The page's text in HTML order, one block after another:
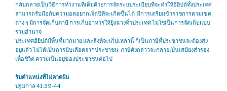
กลับกลายเป็นวิธีการทำงานที่เต็มด้วยการจัดระบบระเบียบที่จะทำให้อียิปต์ทั้งประเทศ
สามารถรับมือกับความอดอยากเจ็ดปีที่จะเกิดขึ้นได้ มีการเตรียมข้าราชการตามเขต
ต่าง ๆ มีการจัดเก็บภาษี การเก็บอาหารให้ยุ้งฉางทั่วประเทศ ไม่ใช่เป็นการจัดเก็บแบบ
รวมอำนาจ
ประเทศอียิปต์มีพื้นที่มากมาย และสิ่งที่จะเก็บเหล่านี้ ก็เป็นภาษีที่ประชาชนจะต้องส่ง
อยู่แล้ว ไม่ได้เป็นการบีบเลือดจากประชาชน ภาษีดังกล่าวจะกลายเป็นเสบียงสำรอง
เพื่อชีวิต ความเป็นอยู่ของประชาชนต่อไป
รับตำแหน่งที่ไม่คาดฝัน
ปฐมกาล 41:39-44